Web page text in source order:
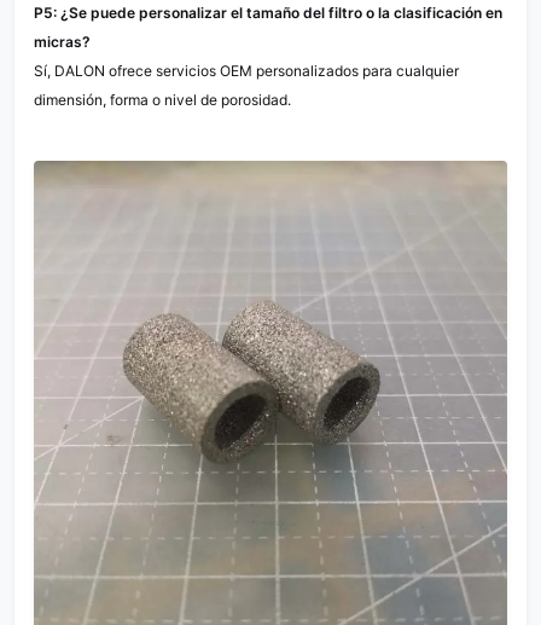
P5: ¿Se puede personalizar el tamaño del filtro o la clasificación en
micras?
Sí, DALON ofrece servicios OEM personalizados para cualquier
dimensión, forma o nivel de porosidad.